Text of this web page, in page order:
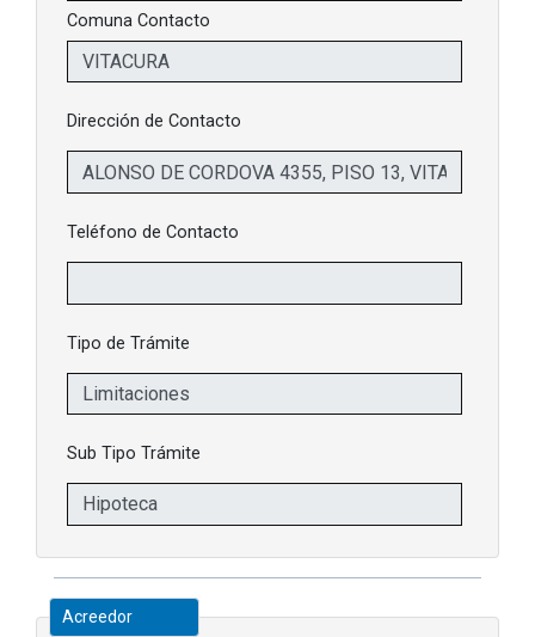
Comuna Contacto
Dirección de Contacto
Teléfono de Contacto
Tipo de Trámite
Sub Tipo Trámite
Acreedor